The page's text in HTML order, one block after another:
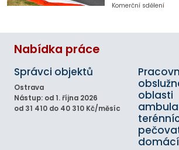
Komerční sdělení
Nabídka práce
Správci objektů
Ostrava
Nástup: od 1. října 2026
od 31 410 do 40 310 Kč/měsíc
oblasti